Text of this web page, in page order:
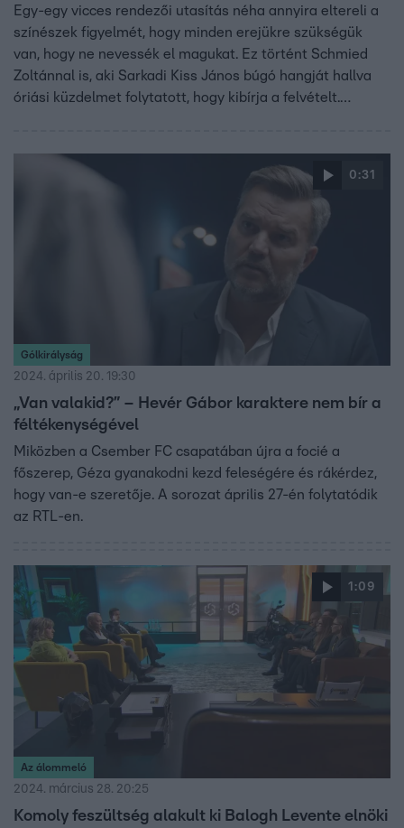
Egy-egy vicces rendezői utasítás néha annyira eltereli a
színészek figyelmét, hogy minden erejükre szükségük
van, hogy ne nevessék el magukat. Ez történt Schmied
Zoltánnal is, aki Sarkadi Kiss János búgó hangját hallva
óriási küzdelmet folytatott, hogy kibírja a felvételt.
kapták. A Gólkirályság 4. epizódjának felvételein Lovas
Rozi, valamint Hevér Gábor is okozott pár emlékezetes
0:31
Gólkirályság
2024. április 20. 19:30
„Van valakid?” – Hevér Gábor karaktere nem bír a
féltékenységével
Miközben a Csember FC csapatában újra a focié a
főszerep, Géza gyanakodni kezd feleségére és rákérdez,
hogy van-e szeretője. A sorozat április 27-én folytatódik
az RTL-en.
1:09
Az álommeló
2024. március 28. 20:25
Komoly feszültség alakult ki Balogh Levente elnöki